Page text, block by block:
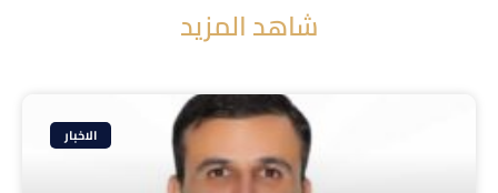
شاهد المزيد
الاخبار